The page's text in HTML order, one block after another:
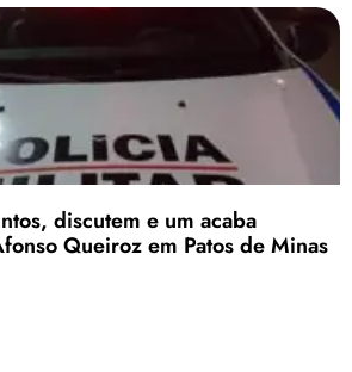
discutem e um acaba
Queiroz em Patos de Minas